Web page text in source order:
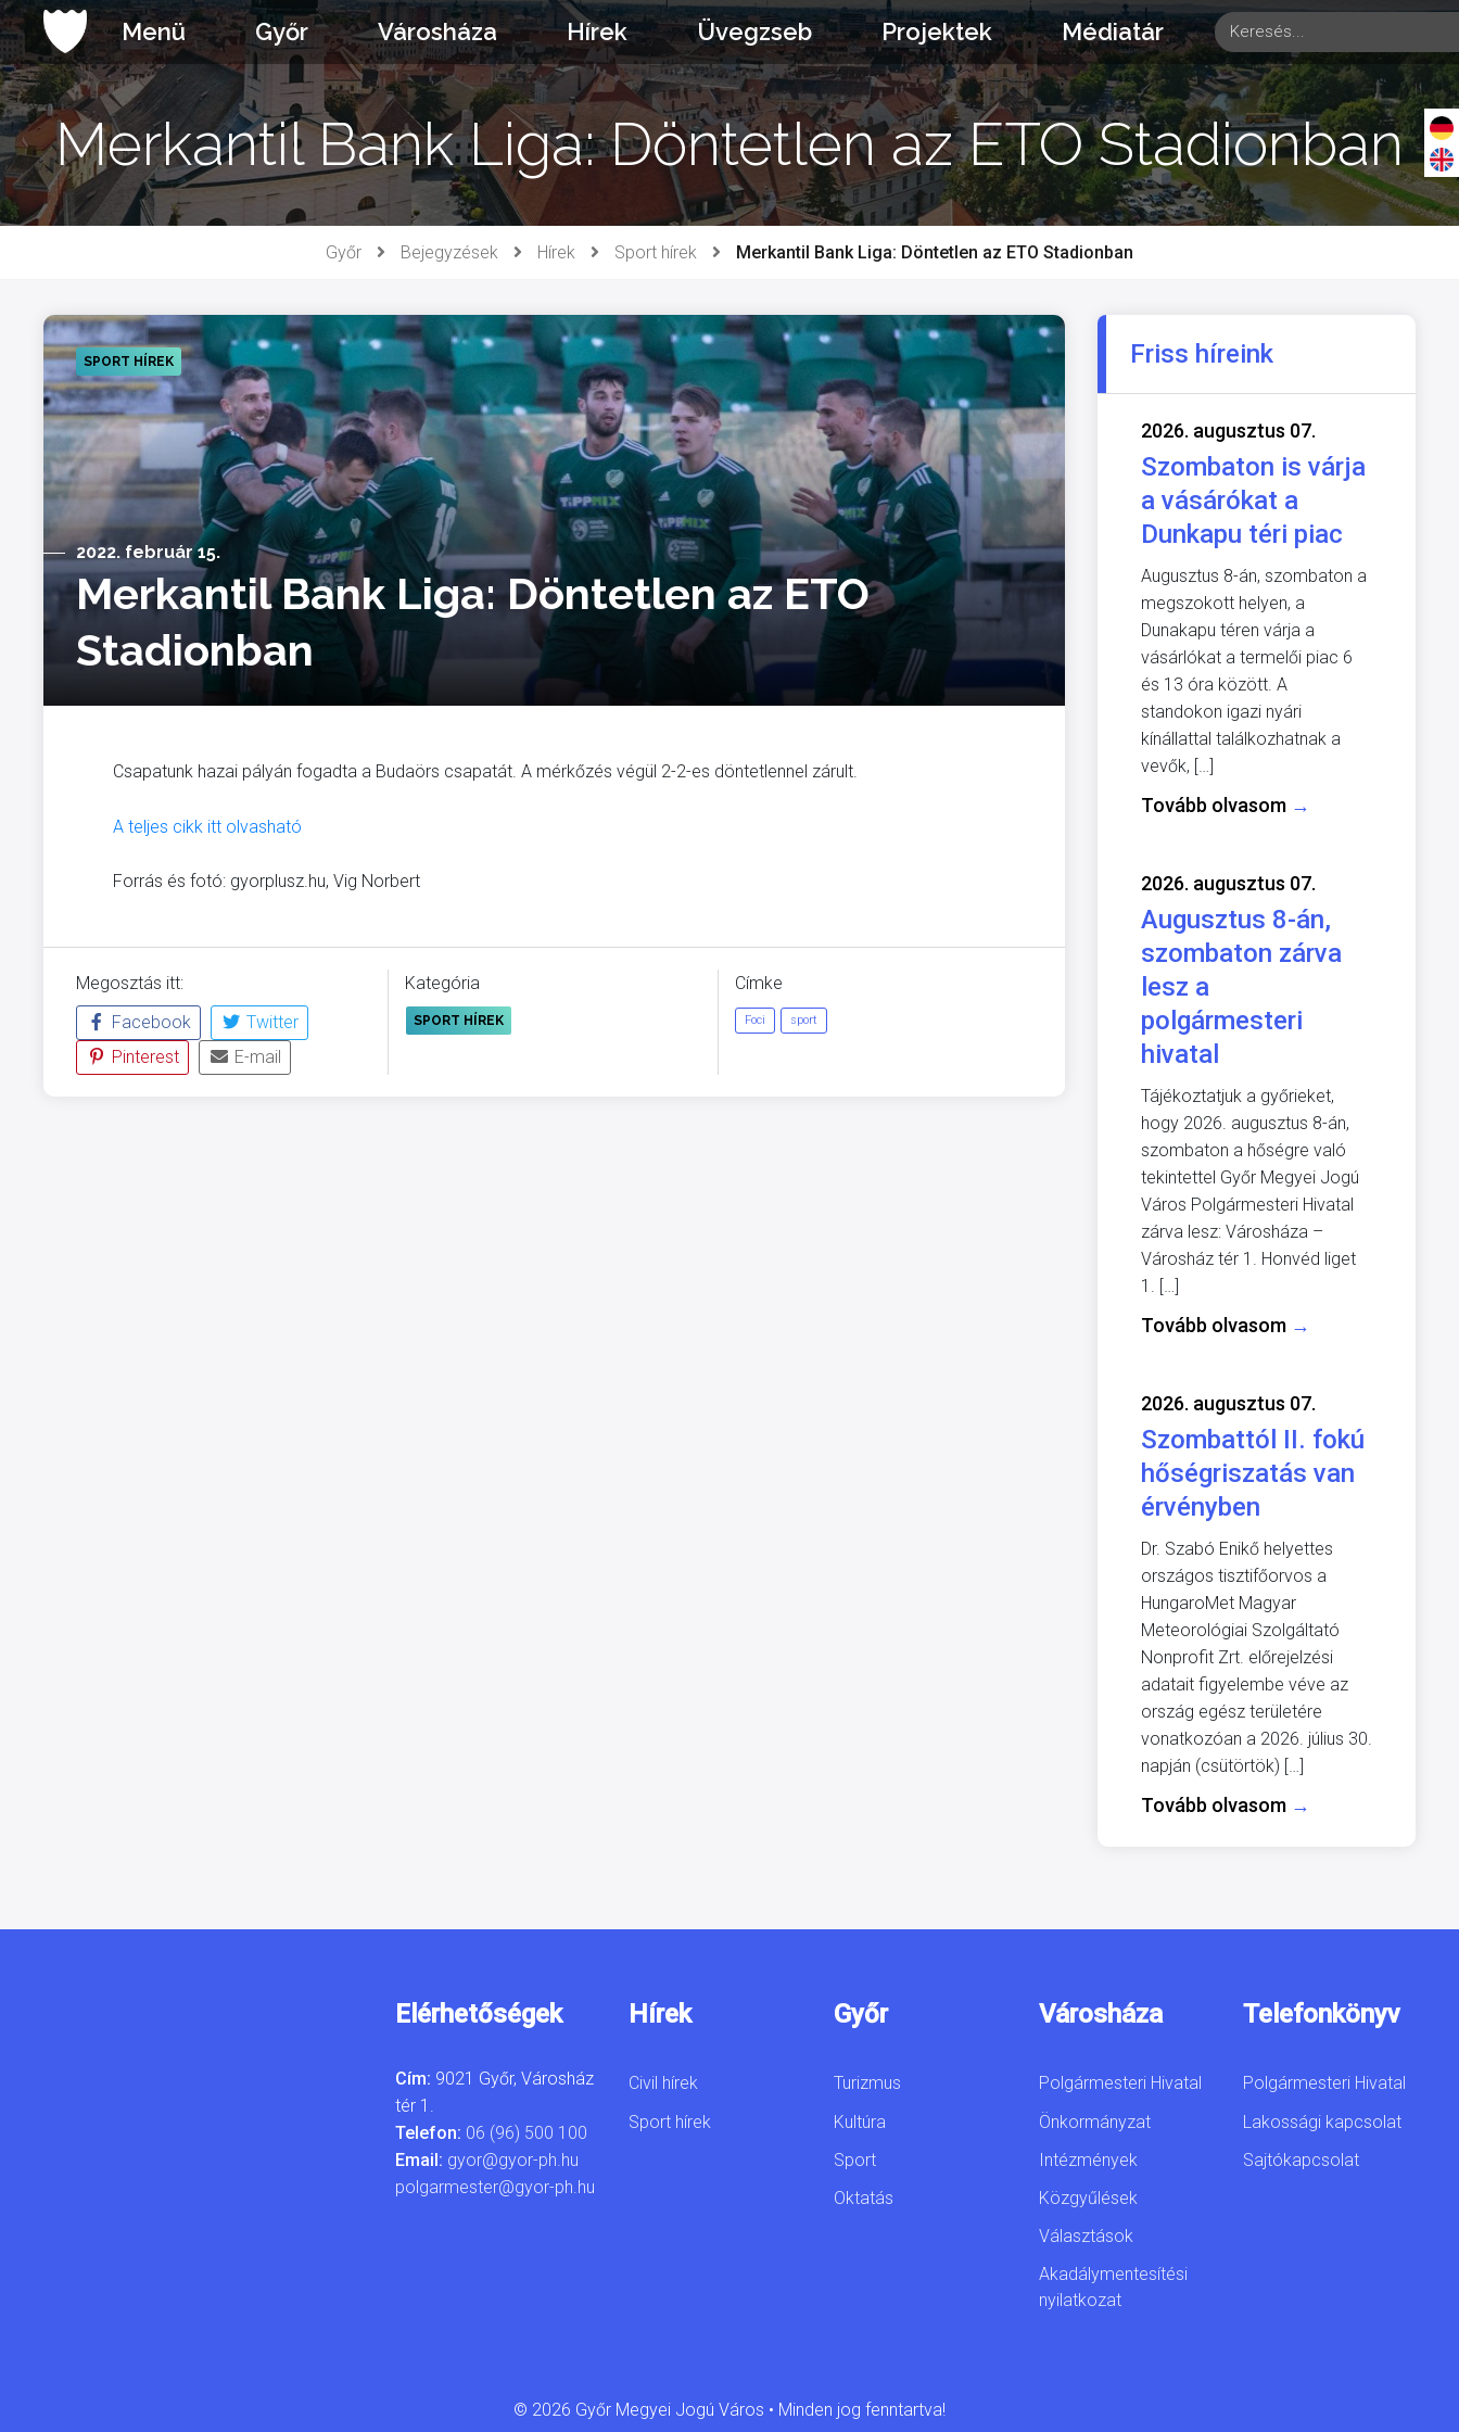
Ugrás
a
tartalomhoz
Menü Győr Városháza Hírek Üvegzseb Projektek Médiatár
Merkantil Bank Liga: Döntetlen az ETO Stadionban
Győr Bejegyzések Hírek Sport hírek Merkantil Bank Liga: Döntetlen az ETO Stadionban
SPORT HÍREK
2022. február 15.
Merkantil Bank Liga: Döntetlen az ETO
Stadionban
Csapatunk hazai pályán fogadta a Budaörs csapatát. A mérkőzés végül 2-2-es döntetlennel zárult.
A teljes cikk itt olvasható
Forrás és fotó: gyorplusz.hu, Vig Norbert
Megosztás itt:
Facebook
Twitter
Pinterest
E-mail
Kategória
SPORT HÍREK
Címke
Foci sport
Friss híreink
2026. augusztus 07.
Szombaton is várja
a vásárókat a
Dunkapu téri piac
Augusztus 8-án, szombaton a
megszokott helyen, a
Dunakapu téren várja a
vásárlókat a termelői piac 6
és 13 óra között. A
standokon igazi nyári
kínállattal találkozhatnak a
vevők, […]
Tovább olvasom →
2026. augusztus 07.
Augusztus 8-án,
szombaton zárva
lesz a
polgármesteri
hivatal
Tájékoztatjuk a győrieket,
hogy 2026. augusztus 8-án,
szombaton a hőségre való
tekintettel Győr Megyei Jogú
Város Polgármesteri Hivatal
zárva lesz: Városháza –
Városház tér 1. Honvéd liget
1. […]
Tovább olvasom →
2026. augusztus 07.
Szombattól II. fokú
hőségriszatás van
érvényben
Dr. Szabó Enikő helyettes
országos tisztifőorvos a
HungaroMet Magyar
Meteorológiai Szolgáltató
Nonprofit Zrt. előrejelzési
adatait figyelembe véve az
ország egész területére
vonatkozóan a 2026. július 30.
napján (csütörtök) […]
Tovább olvasom →
Elérhetőségek
Cím: 9021 Győr, Városház
tér 1.
Telefon: 06 (96) 500 100
Email: gyor@gyor-ph.hu
polgarmester@gyor-ph.hu
Hírek
Civil hírek
Sport hírek
Győr
Turizmus
Kultúra
Sport
Oktatás
Városháza
Polgármesteri Hivatal
Önkormányzat
Intézmények
Közgyűlések
Választások
Akadálymentesítési
nyilatkozat
Telefonkönyv
Polgármesteri Hivatal
Lakossági kapcsolat
Sajtókapcsolat
© 2026 Győr Megyei Jogú Város • Minden jog fenntartva!